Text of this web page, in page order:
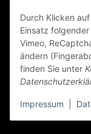
Durch Klicken
Einsatz
Vimeo,
ändern
finden Sie unter
Impressum* Alle Preise